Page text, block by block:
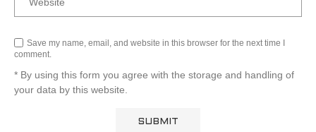
Save my name, email, and website in this browser for the next time I
comment.
* By using this form you agree with the storage and handling of
your data by this website.